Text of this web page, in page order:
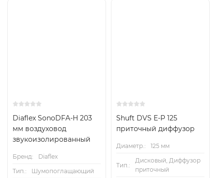
Diaflex SonoDFA-H 203
мм воздуховод
звукоизолированный
Бренд:
Diaflex
Тип.:
Шумопоглащающий
Shuft DVS E-P 125
приточный диффузор
Диаметр.: 125 мм
Тип.:
Дисковый, Диффузор
приточный